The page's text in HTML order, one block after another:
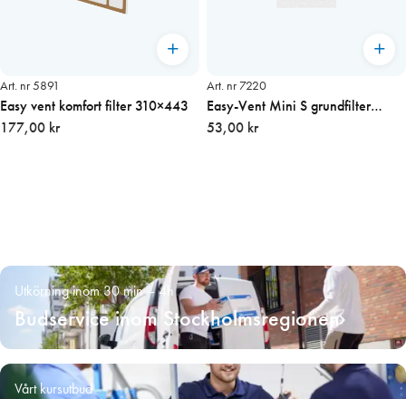
Art. nr 5891
Easy vent komfort filter 310×443
177,00 kr
Art. nr 7220
Easy-Vent Mini S grundfilter
135×135 mm
53,00 kr
Utkörning inom 30 min – 4h
Budservice inom Stockholmsregionen
Vårt kursutbud